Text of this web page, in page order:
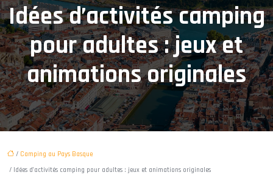
Idées d’activités camping
pour adultes : jeux et
animations originales
/ Camping au Pays Basque
/ Idées d’activités camping pour adultes : jeux et animations originales